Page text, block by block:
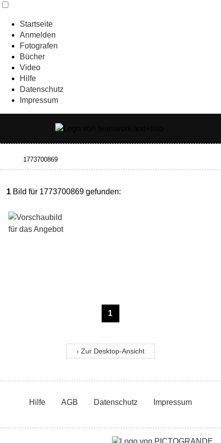
Startseite
Anmelden
Fotografen
Bücher
Video
Hilfe
Datenschutz
Impressum
1 Bild für 1773700869 gefunden:
1
› Zur Desktop-Ansicht
Hilfe AGB Datenschutz Impressum